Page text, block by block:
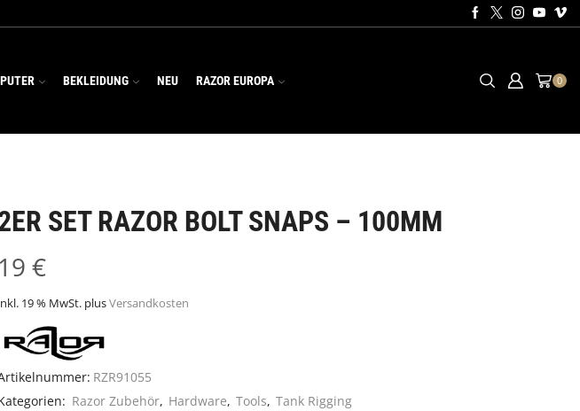
BEKLEIDUNG NEU RAZOR EUROPA 0
SET RAZOR BOLT SNAPS – 100MM
19 €
19 % MwSt. plusVersandkosten
RZR91055
Razor Zubehör, Hardware, Tools, Tank Rigging